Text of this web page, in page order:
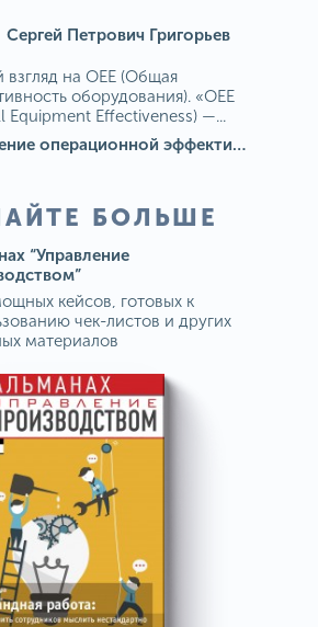
Сергей Петрович Григорьев
взгляд на OEE (Общая
оборудования). «OEE
Equipment Effectiveness) —...
Измерение операционной эффективности: ключевые показатели для непрерывного совершенствования
БОЛЬШЕ
“Управление
кейсов, готовых к
чек-листов и других
материалов